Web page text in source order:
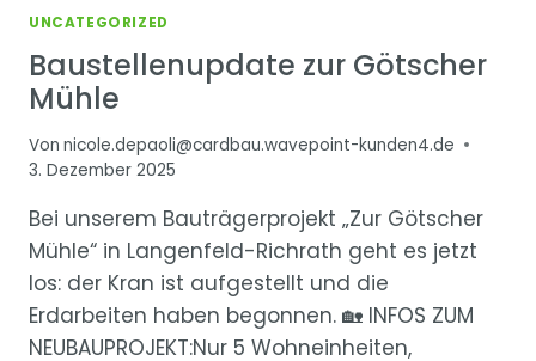
UNCATEGORIZED
Baustellenupdate zur Götscher
Mühle
Von nicole.depaoli@cardbau.wavepoint-kunden4.de
3. Dezember 2025
Bei unserem Bauträgerprojekt „Zur Götscher
Mühle“ in Langenfeld-Richrath geht es jetzt
los: der Kran ist aufgestellt und die
Erdarbeiten haben begonnen. 🏡 INFOS ZUM
NEUBAUPROJEKT:Nur 5 Wohneinheiten,